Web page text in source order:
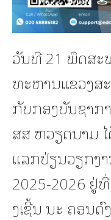
ວັນທີ 21 ພຶດສະ
ທະຫານແຂວງສ
ກັບກອງບັນຊາກ
ສສ ຫວຽດນາມ
ແລກປ່ຽນວຽກງ
2025-2026 ຢູ່
ງເຊີ້ນ ນະ ຄອນດົ